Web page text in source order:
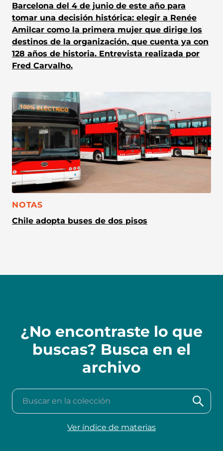
Barcelona del 4 de junio de este año para
tomar una decisión histórica: elegir a Renée
Amilcar como la primera mujer que dirige los
destinos de la organización, que cuenta ya con
128 años de historia. Entrevista realizada por
Fred Carvalho.
CATEGORÍA:
NOTAS
Chile adopta buses de dos pisos
¿No encontraste lo que
buscas? Busca en el
archivo
Buscar en la colección
Ver índice de materias